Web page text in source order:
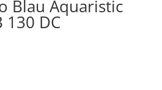
Blau Aquaristic
130 DC